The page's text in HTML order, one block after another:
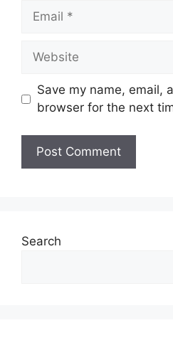
Email
Website
Save my name, email,
browser for the next
Search